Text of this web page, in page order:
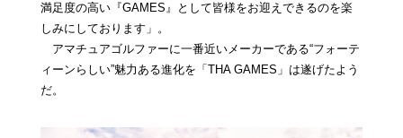
満足度の高い『GAMES』として皆様をお迎えできるのを楽
しみにしております」。
アマチュアゴルファーに一番近いメーカーである“フォーテ
ィーンらしい”魅力ある進化を「THA GAMES」は遂げたよう
だ。